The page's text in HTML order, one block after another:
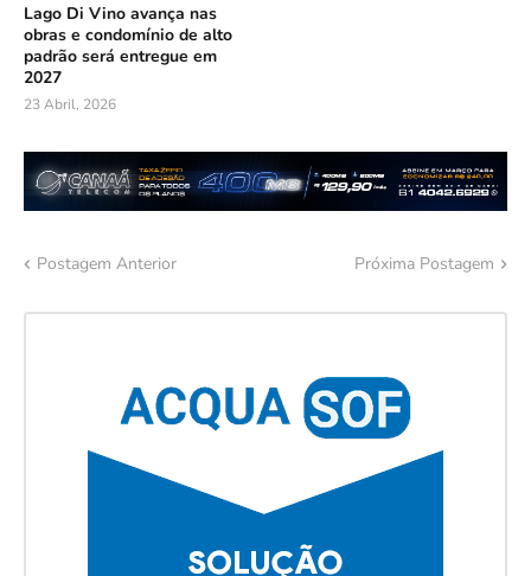
Lago Di Vino avança nas
obras e condomínio de alto
padrão será entregue em
2027
23 Abril, 2026
Postagem Anterior Próxima Postagem